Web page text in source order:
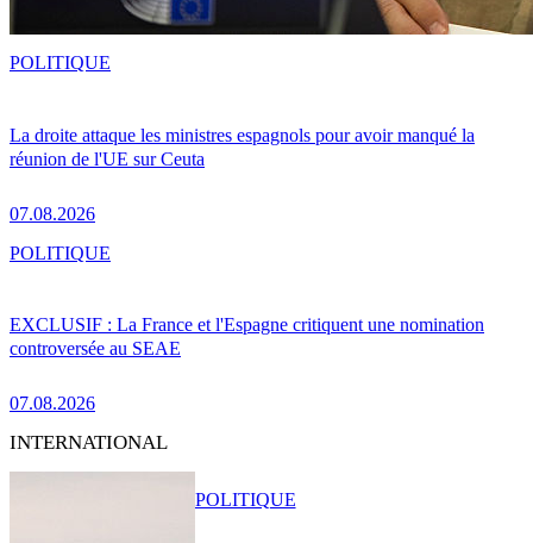
La droite attaque les ministres espagnols pour avoir manqué la
réunion de l'UE sur Ceuta
07.08.2026
POLITIQUE
EXCLUSIF : La France et l'Espagne critiquent une nomination
controversée au SEAE
07.08.2026
POLITIQUE
INTERNATIONAL
POLITIQUE